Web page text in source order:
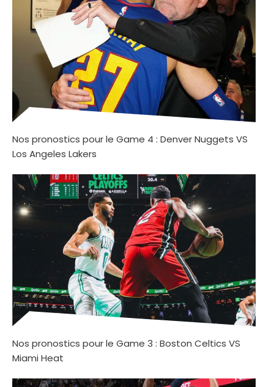
Nos pronostics pour le Game 4 : Denver Nuggets VS
Los Angeles Lakers
Nos pronostics pour le Game 3 : Boston Celtics VS
Miami Heat